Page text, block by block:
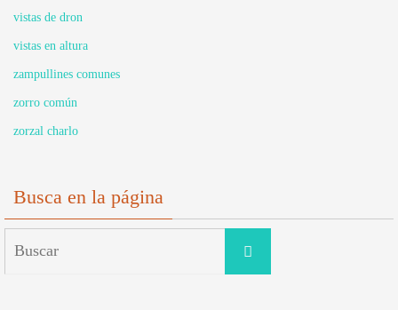
vistas de dron
vistas en altura
zampullines comunes
zorro común
zorzal charlo
Busca en la página
Buscar